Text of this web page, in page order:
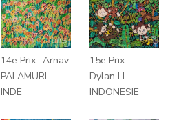
14e Prix -Arnav
PALAMURI -
INDE
15e Prix -
Dylan LI -
INDONESIE